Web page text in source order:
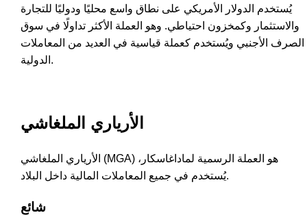
يُستخدم الدولار الأمريكي على نطاق واسع محليًا ودوليًا للتجارة
والاستثمار وكمخزون احتياطي. وهو العملة الأكثر تداولًا في سوق
الصرف الأجنبي ويُستخدم كعملة قياسية في العديد من المعاملات
الدولية.
الأرياري الملغاشي
الأرياري الملغاشي (MGA) هو العملة الرسمية لماداغاسكار،
يُستخدم في جميع المعاملات المالية داخل البلاد.
شائع